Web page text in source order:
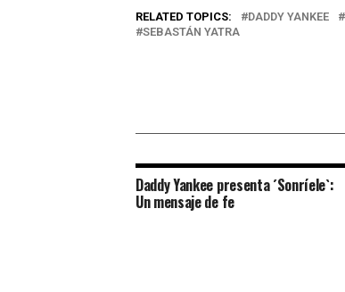
RELATED TOPICS: DADDY YANKEE
SEBASTÁN YATRA
Daddy Yankee presenta ´Sonríele`:
Un mensaje de fe